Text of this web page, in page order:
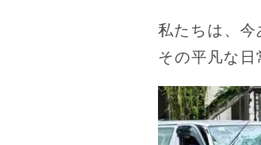
私たちは、今
その平凡な日